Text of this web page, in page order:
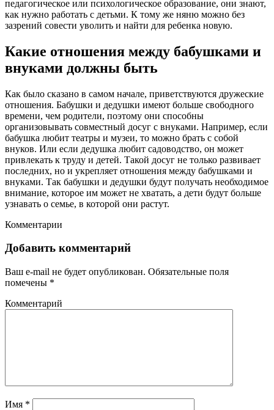
педагогическое или психологическое образование, они знают,
как нужно работать с детьми. К тому же няню можно без
зазрений совести уволить и найти для ребенка новую.
Какие отношения между бабушками и
внуками должны быть
Как было сказано в самом начале, приветствуются дружеские
отношения. Бабушки и дедушки имеют больше свободного
времени, чем родители, поэтому они способны
организовывать совместный досуг с внуками. Например, если
бабушка любит театры и музеи, то можно брать с собой
внуков. Или если дедушка любит садоводство, он может
привлекать к труду и детей. Такой досуг не только развивает
последних, но и укрепляет отношения между бабушками и
внуками. Так бабушки и дедушки будут получать необходимое
внимание, которое им может не хватать, а дети будут больше
узнавать о семье, в которой они растут.
Комментарии
Добавить комментарий
Ваш e-mail не будет опубликован. Обязательные поля
помечены *
Комментарий
Имя *